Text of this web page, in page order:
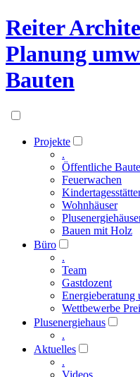
Reiter
Planung
Bauten
Projekte
.
Öffentliche
Feuerwachen
Wohnhäuser
Bauen mit Holz
Büro
.
Team
Gastdozent
Energieberatung
Wettbewerbe
Plusenergiehaus
.
Aktuelles
.
Videos